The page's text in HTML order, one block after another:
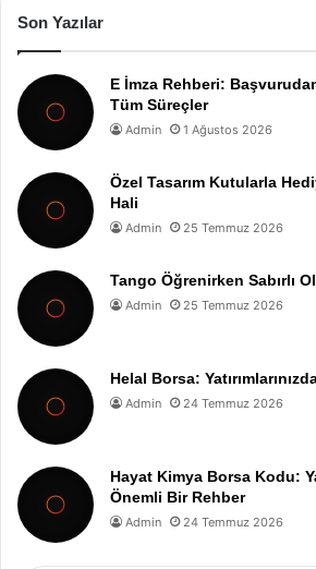
Son Yazılar
E İmza Rehberi:
Tüm Süreçler
Admin 1 Ağustos 2026
Özel Tasarım Kutularla
Hali
Admin 25 Temmuz 2026
Tango Öğrenirken Sabırlı
Admin 25 Temmuz 2026
Helal Borsa:
Admin 24 Temmuz 2026
Hayat Kimya Borsa Kodu:
Önemli Bir Rehber
Admin 24 Temmuz 2026